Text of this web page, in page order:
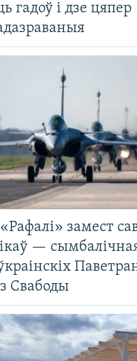
гадоў і дзе цяпер
замест
—
Свабоды